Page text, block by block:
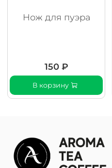
Нож для пуэра
150 ₽
В корзину